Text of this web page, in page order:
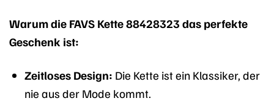
Warum die FAVS Kette 88428323 das perfekte
Geschenk ist:
Zeitloses Design: Die Kette ist ein Klassiker, der
nie aus der Mode kommt.